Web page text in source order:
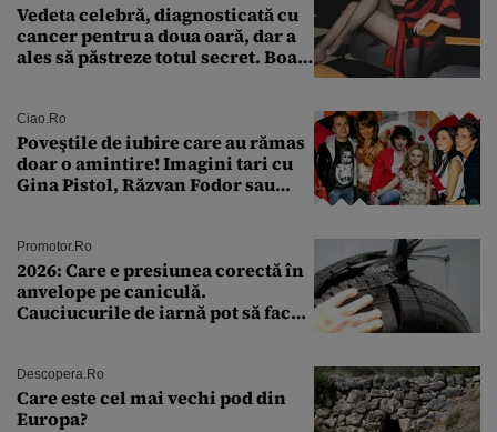
Vedeta celebră, diagnosticată cu
cancer pentru a doua oară, dar a
ales să păstreze totul secret. Boala
Ciao.ro
Poveştile de iubire care au rămas
doar o amintire! Imagini tari cu
Gina Pistol, Răzvan Fodor sau
Promotor.ro
2026: Care e presiunea corectă în
anvelope pe caniculă.
Cauciucurile de iarnă pot să facă
Descopera.ro
Care este cel mai vechi pod din
Europa?